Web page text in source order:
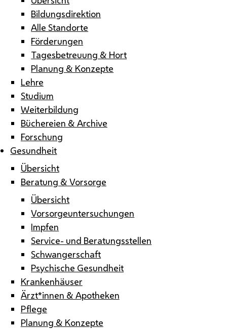
Bildungsdirektion
Alle Standorte
Förderungen
Tagesbetreuung & Hort
Planung & Konzepte
Lehre
Studium
Weiterbildung
Büchereien & Archive
Forschung
Gesundheit
Übersicht
Beratung & Vorsorge
Übersicht
Vorsorgeuntersuchungen
Impfen
Service- und Beratungsstellen
Schwangerschaft
Psychische Gesundheit
Krankenhäuser
Ärzt*innen & Apotheken
Pflege
Planung & Konzepte